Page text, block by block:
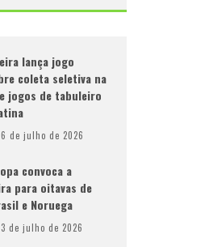
lança jogo
coleta seletiva na
jogos de tabuleiro
6 de julho de 2026
convoca a
para oitavas de
e Noruega
3 de julho de 2026